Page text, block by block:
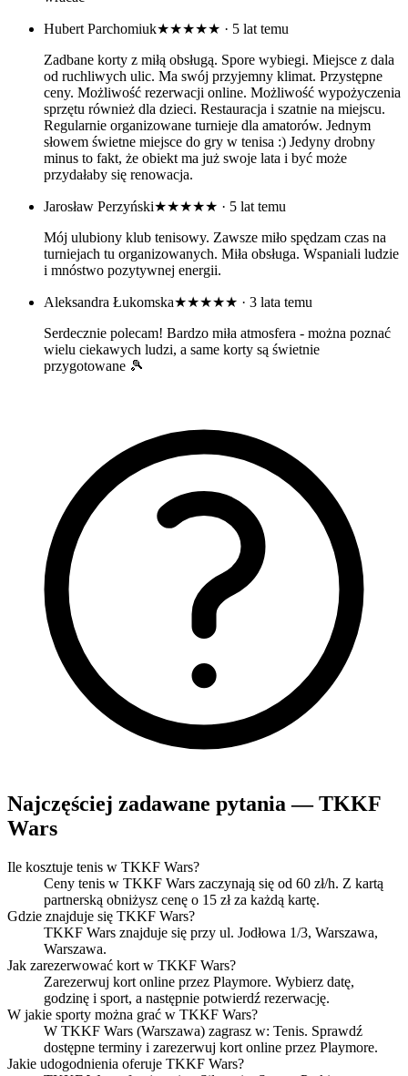
Hubert Parchomiuk★★★★★ · 5 lat temu
Zadbane korty z miłą obsługą. Spore wybiegi. Miejsce z dala
od ruchliwych ulic. Ma swój przyjemny klimat. Przystępne
ceny. Możliwość rezerwacji online. Możliwość wypożyczenia
sprzętu również dla dzieci. Restauracja i szatnie na miejscu.
Regularnie organizowane turnieje dla amatorów. Jednym
słowem świetne miejsce do gry w tenisa :) Jedyny drobny
minus to fakt, że obiekt ma już swoje lata i być może
przydałaby się renowacja.
Jarosław Perzyński★★★★★ · 5 lat temu
Mój ulubiony klub tenisowy. Zawsze miło spędzam czas na
turniejach tu organizowanych. Miła obsługa. Wspaniali ludzie
i mnóstwo pozytywnej energii.
Aleksandra Łukomska★★★★★ · 3 lata temu
Serdecznie polecam! Bardzo miła atmosfera - można poznać
wielu ciekawych ludzi, a same korty są świetnie
przygotowane 🎾
Najczęściej zadawane pytania — TKKF
Wars
Ile kosztuje tenis w TKKF Wars?
Ceny tenis w TKKF Wars zaczynają się od 60 zł/h. Z kartą
partnerską obniżysz cenę o 15 zł za każdą kartę.
Gdzie znajduje się TKKF Wars?
TKKF Wars znajduje się przy ul. Jodłowa 1/3, Warszawa,
Warszawa.
Jak zarezerwować kort w TKKF Wars?
Zarezerwuj kort online przez Playmore. Wybierz datę,
godzinę i sport, a następnie potwierdź rezerwację.
W jakie sporty można grać w TKKF Wars?
W TKKF Wars (Warszawa) zagrasz w: Tenis. Sprawdź
dostępne terminy i zarezerwuj kort online przez Playmore.
Jakie udogodnienia oferuje TKKF Wars?